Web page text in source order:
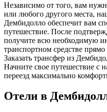
Независимо от того, вам
или любого другого места,
Дембидолло обеспечит вам
путешествие. После
получите всю необходимую
транспортном средстве
Заказать трансфер из
Начните свое путешествие с
переезд максимально
Отели в